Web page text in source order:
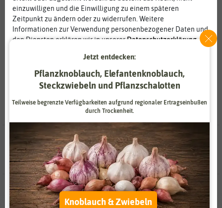
ihrer Pflegeleichtigkeit. Mit Felger’s Blütenträumen aus
Mössingen schaffen Sie eine blühende Insel in Ihrem Garten und
eine wichtige Nahrungsquelle für Insekten. Die farbenfrohen
Mischungen für die Blumenwiesen werden bald vom Summen
Mössingen sind ganz besondere Blumenmischungen, die Ihren
Garten zum Leben erwecken – eine Wohlfühloase für die Sinne.
8 Ergebnissegefunden in Mössinger Blütenträume
einzuwilligen und die Einwilligung zu einem späteren
Zeitpunkt zu ändern oder zu widerrufen. Weitere
Informationen zur Verwendung personenbezogener Daten und
den Diensten erklären wir in unsererDaten­schutz­erklärung.
Zahlungsdienstleister Marketing
Externe Medien Funktional
Weitere Einstellungen
Alle akzeptieren
Alle ablehnen
Auswahl akzeptieren
Jetzt entdecken:
Pflanzknoblauch, Elefantenknoblauch,
Steckzwiebeln und Pflanzschalotten
Teilweise begrenzte Verfügbarkeiten aufgrund regionaler Ertragseinbußen
durch Trockenheit.
Knoblauch & Zwiebeln